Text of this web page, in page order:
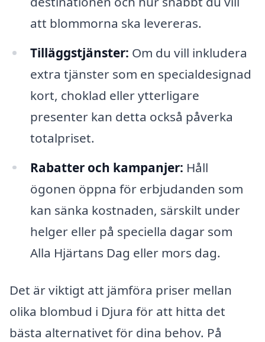
att blommorna ska levereras.
Tilläggstjänster: Om du vill inkludera
extra tjänster som en specialdesignad
kort, choklad eller ytterligare
presenter kan detta också påverka
totalpriset.
Rabatter och kampanjer: Håll
ögonen öppna för erbjudanden som
kan sänka kostnaden, särskilt under
helger eller på speciella dagar som
Alla Hjärtans Dag eller mors dag.
Det är viktigt att jämföra priser mellan
olika blombud i Djura för att hitta det
bästa alternativet för dina behov. På